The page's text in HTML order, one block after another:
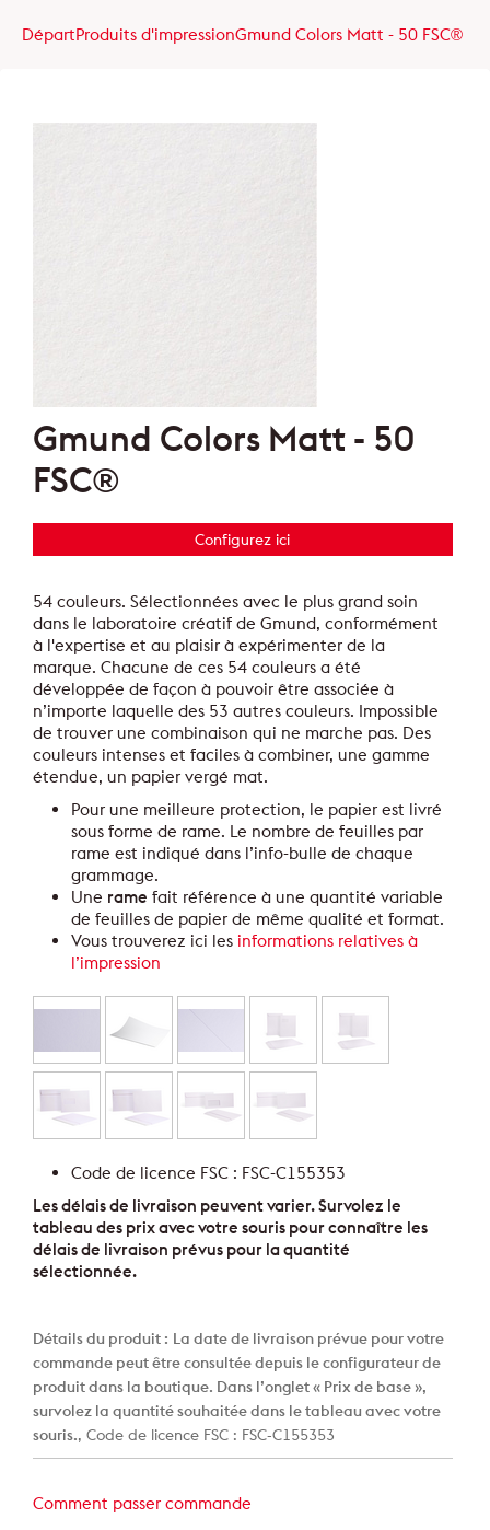
DépartProduits d'impressionGmund Colors Matt - 50 FSC®
Gmund Colors Matt - 50
FSC®
Configurez ici
54 couleurs. Sélectionnées avec le plus grand soin
dans le laboratoire créatif de Gmund, conformément
à l'expertise et au plaisir à expérimenter de la
marque. Chacune de ces 54 couleurs a été
développée de façon à pouvoir être associée à
n’importe laquelle des 53 autres couleurs. Impossible
de trouver une combinaison qui ne marche pas. Des
couleurs intenses et faciles à combiner, une gamme
étendue, un papier vergé mat.
Pour une meilleure protection, le papier est livré
sous forme de rame. Le nombre de feuilles par
rame est indiqué dans l’info-bulle de chaque
grammage.
Une rame fait référence à une quantité variable
de feuilles de papier de même qualité et format.
Vous trouverez ici les informations relatives à
l’impression
Code de licence FSC : FSC-C155353
Les délais de livraison peuvent varier. Survolez le
tableau des prix avec votre souris pour connaître les
délais de livraison prévus pour la quantité
sélectionnée.
Détails du produit : La date de livraison prévue pour votre
commande peut être consultée depuis le configurateur de
produit dans la boutique. Dans l’onglet « Prix de base »,
survolez la quantité souhaitée dans le tableau avec votre
souris., Code de licence FSC : FSC-C155353
Comment passer commande